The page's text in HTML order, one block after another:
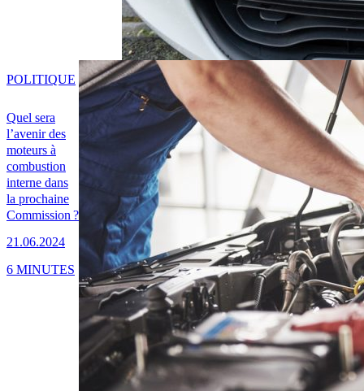
Quel sera
l’avenir des
moteurs à
combustion
interne dans
la prochaine
Commission ?
21.06.2024
POLITIQUE
6 MINUTES